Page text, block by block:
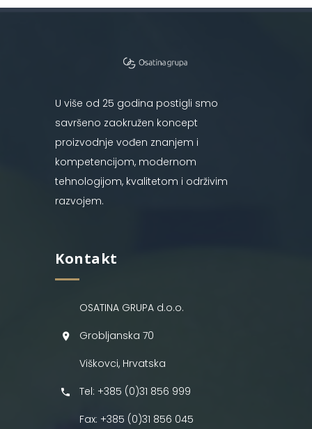
U više od 25 godina postigli smo
savršeno zaokružen koncept
proizvodnje vođen znanjem i
kompetencijom, modernom
tehnologijom, kvalitetom i održivim
razvojem.
Kontakt
OSATINA GRUPA d.o.o.
Grobljanska 70
Viškovci, Hrvatska
Tel: +385 (0)31 856 999
Fax: +385 (0)31 856 045